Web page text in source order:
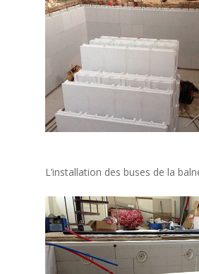
L’installation des buses de la